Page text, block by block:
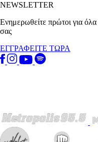
NEWSLETTER
Ενημερωθείτε πρώτοι για
σας
ΕΓΓΡΑΦΕΙΤΕ ΤΩΡΑ